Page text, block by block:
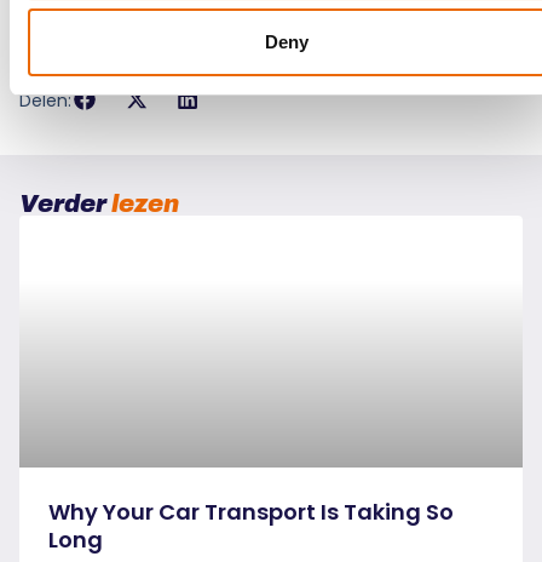
Deny
het transporteren van goederen. Transformeer uw
wagenparkbeheer vandaag nog met snelwegtransport!
Delen:
Verderlezen
Why Your Car Transport Is Taking So
Long